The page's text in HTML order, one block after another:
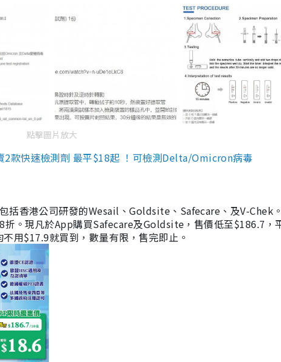
點擊圖片放大
2款快速檢測劑 最平$18起 ！可檢測Delta/Omicron病毒
括香港公司研發的Wesail、Goldsite、Safecare、及V-Chek
折。現凡於App購買Safecare及Goldsite，售價低至$186.7，
用$17.9就買到，數量有限，售完即止。